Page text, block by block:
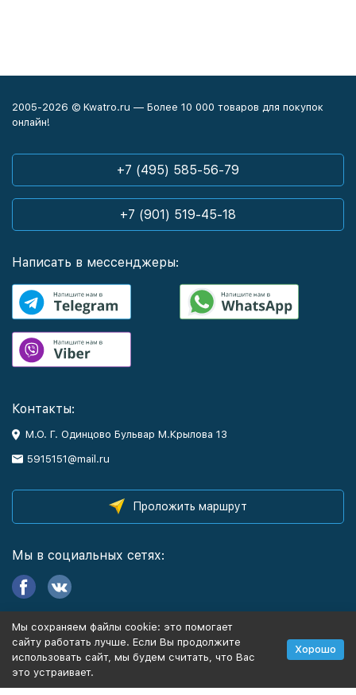
2005-2026 © Kwatro.ru — Более 10 000 товаров для покупок
онлайн!
+7 (495) 585-56-79
+7 (901) 519-45-18
Написать в мессенджеры:
Контакты:
М.О. Г. Одинцово Бульвар М.Крылова 13
5915151@mail.ru
Проложить маршрут
Мы в социальных сетях:
Информация
Политика персональных данных
Мы сохраняем файлы cookie: это помогает
сайту работать лучше. Если Вы продолжите
использовать сайт, мы будем считать, что Вас
это устраивает.
Хорошо